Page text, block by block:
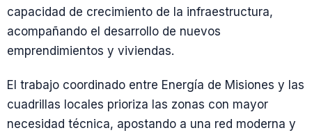
capacidad de crecimiento de la infraestructura,
acompañando el desarrollo de nuevos
emprendimientos y viviendas.
El trabajo coordinado entre Energía de Misiones y las
cuadrillas locales prioriza las zonas con mayor
necesidad técnica, apostando a una red moderna y